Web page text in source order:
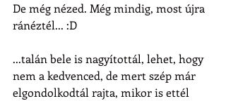
De még nézed. Még mindig, most újra
ránéztél... :D
...talán bele is nagyítottál, lehet, hogy
nem a kedvenced, de mert szép már
elgondolkodtál rajta, mikor is ettél